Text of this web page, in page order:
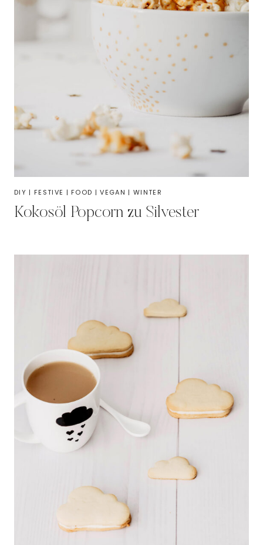
DIY | FESTIVE | FOOD |VEGAN | WINTER
Kokosöl Popcorn zu Silvester